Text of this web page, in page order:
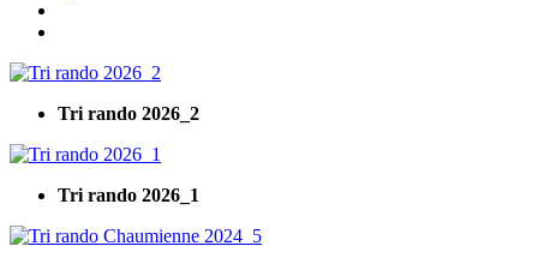
Tri rando 2026_2
Tri rando 2026_1